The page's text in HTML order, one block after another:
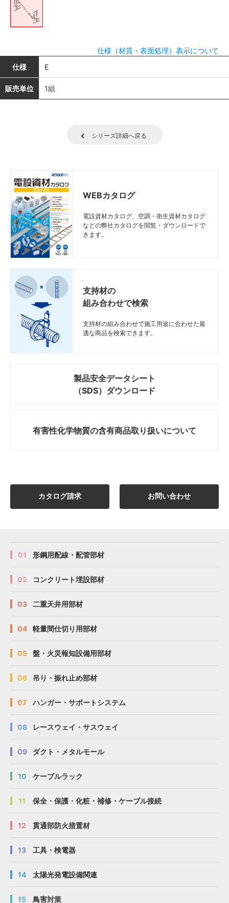
仕様（材質・表面処理）表示について
仕様
E
販売単位 1組
シリーズ詳細へ戻る
WEBカタログ
電設資材カタログ、空調・衛生資材カタログ
などの弊社カタログを閲覧・ダウンロードで
きます。
支持材の
組み合わせで検索
支持材の組み合わせで施工用途に合わせた最
適な商品を検索できます。
製品安全データシート
（SDS）ダウンロード
有害性化学物質の含有商品取り扱いについて
カタログ請求 お問い合わせ
01 形鋼用配線・配管部材
02 コンクリート埋設部材
03 二重天井用部材
04 軽量間仕切り用部材
05 盤・火災報知設備用部材
06 吊り・振れ止め部材
07 ハンガー・サポートシステム
08 レースウェイ・サスウェイ
09 ダクト・メタルモール
10 ケーブルラック
11 保全・保護・化粧・補修・ケーブル接続
12 貫通部防火措置材
13 工具・検電器
14 太陽光発電設備関連
15 鳥害対策